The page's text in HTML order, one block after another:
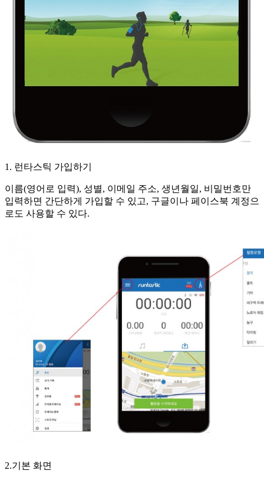
1. 런타스틱 가입하기
이름(영어로 입력), 성별, 이메일 주소, 생년월일, 비밀번호만
입력하면 간단하게 가입할 수 있고, 구글이나 페이스북 계정으
로도 사용할 수 있다.
2.기본 화면